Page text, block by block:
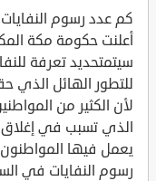
أعلنت حكومة مكة
سيتمتحديد تعرفة
للتطور الهائل الذي
لأن الكثير من
الذي تسبب في إغلاق
يعمل فيها
رسوم النفايات في